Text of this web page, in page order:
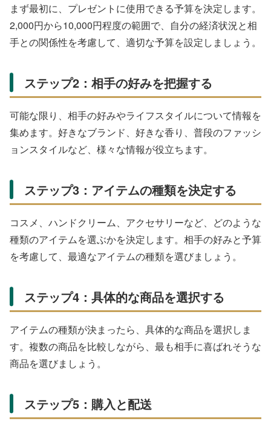
まず最初に、プレゼントに使用できる予算を決定します。
2,000円から10,000円程度の範囲で、自分の経済状況と相
手との関係性を考慮して、適切な予算を設定しましょう。
ステップ2：相手の好みを把握する
可能な限り、相手の好みやライフスタイルについて情報を
集めます。好きなブランド、好きな香り、普段のファッシ
ョンスタイルなど、様々な情報が役立ちます。
ステップ3：アイテムの種類を決定する
コスメ、ハンドクリーム、アクセサリーなど、どのような
種類のアイテムを選ぶかを決定します。相手の好みと予算
を考慮して、最適なアイテムの種類を選びましょう。
ステップ4：具体的な商品を選択する
アイテムの種類が決まったら、具体的な商品を選択しま
す。複数の商品を比較しながら、最も相手に喜ばれそうな
商品を選びましょう。
ステップ5：購入と配送